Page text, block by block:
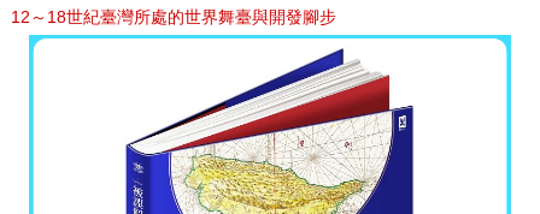
12～18世紀臺灣所處的世界舞臺與開發腳步